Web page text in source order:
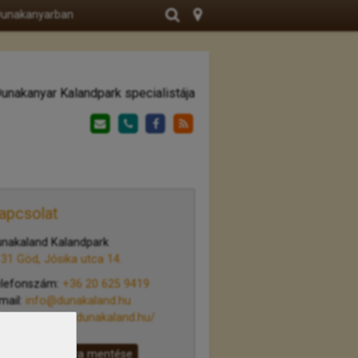
Kalandpark specialistája
Kalandpark
Göd, Jósika utca 14.
+36 20 625 9419
info@dunakaland.hu
http://www.dunakaland.hu/
Névjegykártya mentése